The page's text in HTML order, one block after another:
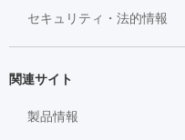
セキュリティ・法的情報
関連サイト
製品情報